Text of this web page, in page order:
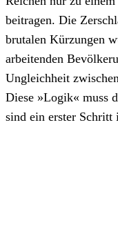
beitragen. Die
brutalen Kürzungen
arbeitenden
Ungleichheit
Diese »Logik« muss
sind ein erster Schritt